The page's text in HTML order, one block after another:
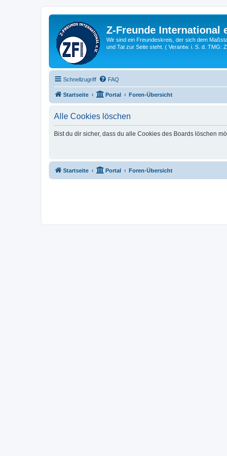
Z-Freunde International
Wir sind ein Freundeskreis, der sich dem
und Tat zur Seite steht. ( Verantw. i. S. d. TMG:
Schnellzugriff FAQ
Startseite Portal Foren-Übersicht
Alle Cookies löschen
Bist du dir sicher, dass du alle Cookies des Boards löschen
Startseite Portal Foren-Übersicht